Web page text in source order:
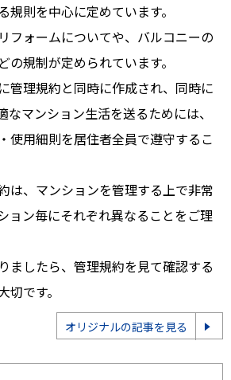
規則を中心に定めています。
フォームについてや、バルコニーの
の規制が定められています。
管理規約と同時に作成され、同時に
なマンション生活を送るためには、
使用細則を居住者全員で遵守するこ
は、マンションを管理する上で非常
ョン毎にそれぞれ異なることをご理
ましたら、管理規約を見て確認する
です。
オリジナルの記事を見る